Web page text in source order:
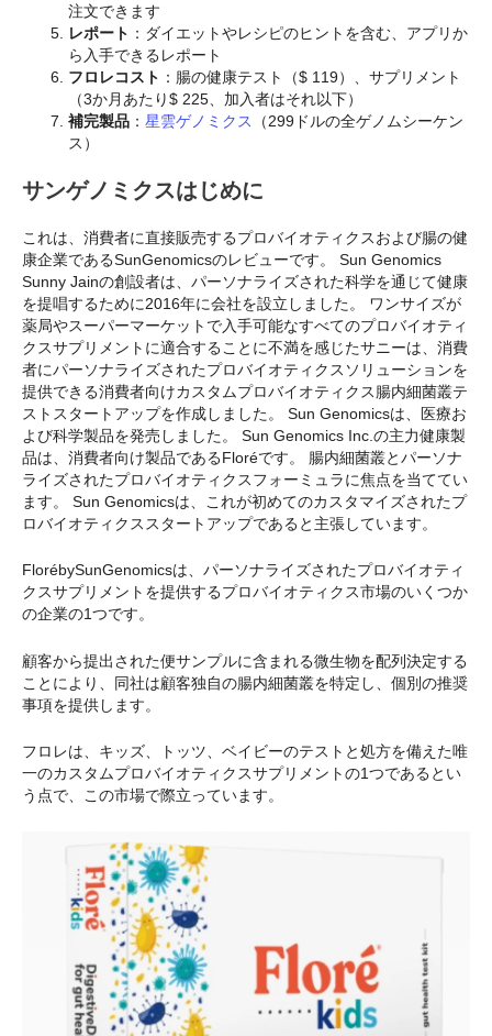
注文できます
レポート ：ダイエットやレシピのヒントを含む、アプリか
ら入手できるレポート
フロレコスト ：腸の健康テスト（$ 119）、サプリメント
（3か月あたり$ 225、加入者はそれ以下）
補完製品 ： 星雲ゲノミクス
（299ドルの全ゲノムシーケン
ス）
サンゲノミクスはじめに
これは、消費者に直接販売するプロバイオティクスおよび腸の健
康企業であるSunGenomicsのレビューです。 Sun Genomics
Sunny Jainの創設者は、パーソナライズされた科学を通じて健康
を提唱するために2016年に会社を設立しました。 ワンサイズが
薬局やスーパーマーケットで入手可能なすべてのプロバイオティ
クスサプリメントに適合することに不満を感じたサニーは、消費
者にパーソナライズされたプロバイオティクスソリューションを
提供できる消費者向けカスタムプロバイオティクス腸内細菌叢テ
ストスタートアップを作成しました。 Sun Genomicsは、医療お
よび科学製品を発売しました。 Sun Genomics Inc.の主力健康製
品は、消費者向け製品であるFloréです。 腸内細菌叢とパーソナ
ライズされたプロバイオティクスフォーミュラに焦点を当ててい
ます。 Sun Genomicsは、これが初めてのカスタマイズされたプ
ロバイオティクススタートアップであると主張しています。
FlorébySunGenomicsは、パーソナライズされたプロバイオティ
クスサプリメントを提供するプロバイオティクス市場のいくつか
の企業の1つです。
顧客から提出された便サンプルに含まれる微生物を配列決定する
ことにより、同社は顧客独自の腸内細菌叢を特定し、個別の推奨
事項を提供します。
フロレは、キッズ、トッツ、ベイビーのテストと処方を備えた唯
一のカスタムプロバイオティクスサプリメントの1つであるとい
う点で、この市場で際立っています。